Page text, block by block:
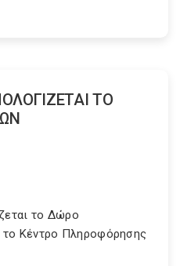
ΤΟ
το Δώρο
το Κέντρο Πληροφόρησης